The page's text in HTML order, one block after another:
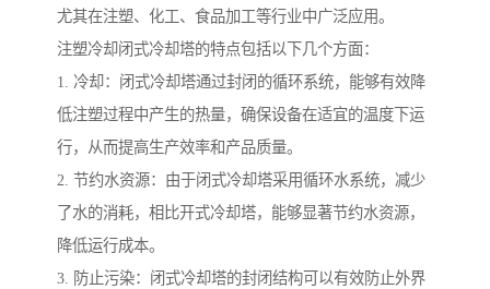
尤其在注塑、化工、食品加工等行业中广泛应用。
注塑冷却闭式冷却塔的特点包括以下几个方面：
1. 冷却：闭式冷却塔通过封闭的循环系统，能够有效降
低注塑过程中产生的热量，确保设备在适宜的温度下运
行，从而提高生产效率和产品质量。
2. 节约水资源：由于闭式冷却塔采用循环水系统，减少
了水的消耗，相比开式冷却塔，能够显著节约水资源，
降低运行成本。
3. 防止污染：闭式冷却塔的封闭结构可以有效防止外界